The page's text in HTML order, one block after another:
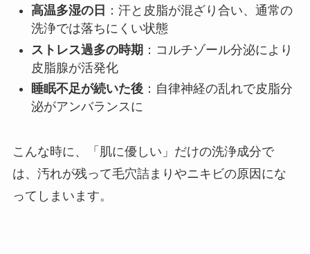
高温多湿の日 ：汗と皮脂が混ざり合い、通常の
洗浄では落ちにくい状態
ストレス過多の時期 ：コルチゾール分泌により
皮脂腺が活発化
睡眠不足が続いた後：自律神経の乱れで皮脂分
泌がアンバランスに
こんな時に、「肌に優しい」だけの洗浄成分で
は、汚れが残って毛穴詰まりやニキビの原因にな
ってしまいます。